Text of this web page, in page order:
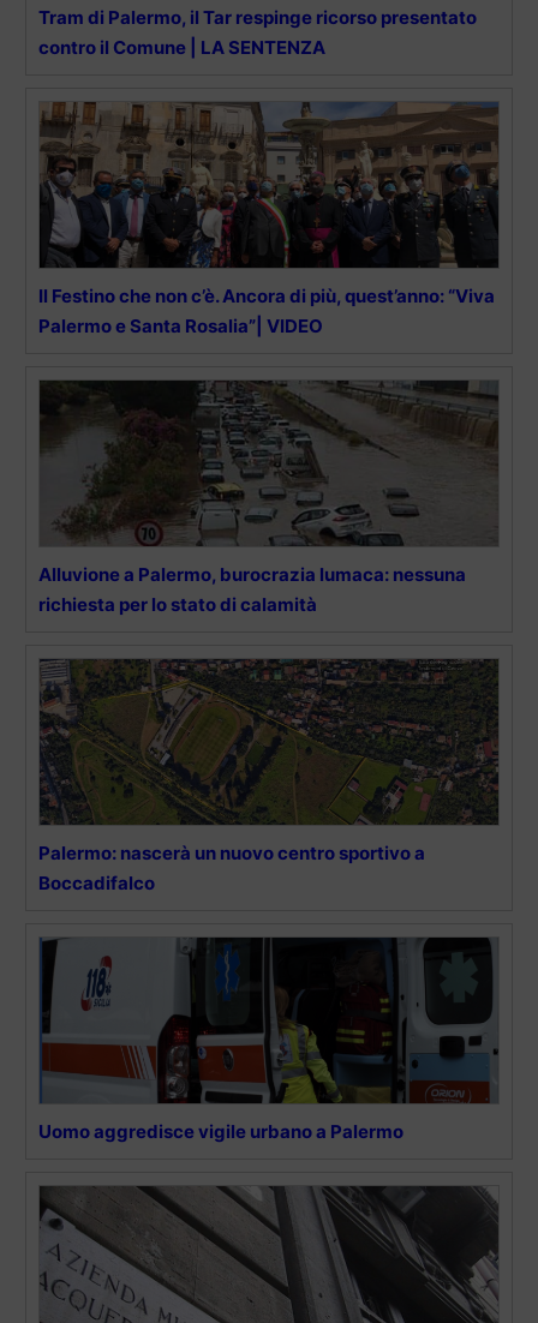
Tram di Palermo, il Tar respinge ricorso presentato
contro il Comune | LA SENTENZA
Il Festino che non c’è. Ancora di più, quest’anno: “Viva
Palermo e Santa Rosalia”| VIDEO
Alluvione a Palermo, burocrazia lumaca: nessuna
richiesta per lo stato di calamità
Palermo: nascerà un nuovo centro sportivo a
Boccadifalco
Uomo aggredisce vigile urbano a Palermo